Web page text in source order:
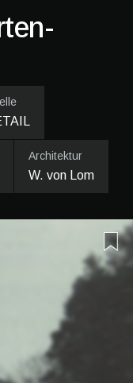
Architektur
W. von Lom